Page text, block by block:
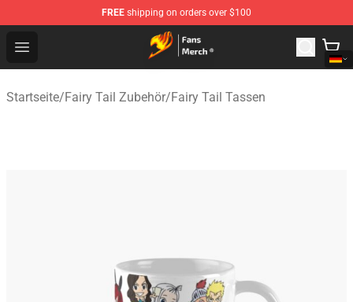
FREE shipping on orders over $100
Open menu
Fairy Tail Store - Official Fairy Tail Merchandise Shop
Startseite/Fairy Tail Zubehör/Fairy Tail Tassen